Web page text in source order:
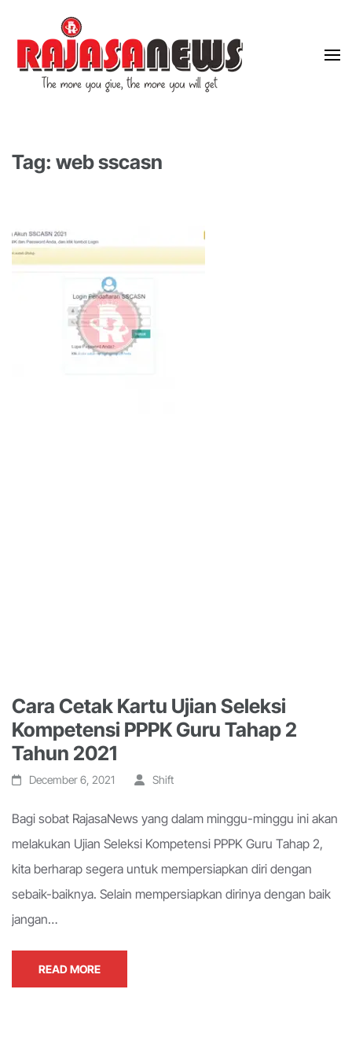
Tag: web sscasn
Cara Cetak Kartu Ujian Seleksi
Kompetensi PPPK Guru Tahap 2
Tahun 2021
December 6, 2021 Shift
Bagi sobat RajasaNews yang dalam minggu-minggu ini akan
melakukan Ujian Seleksi Kompetensi PPPK Guru Tahap 2,
kita berharap segera untuk mempersiapkan diri dengan
sebaik-baiknya. Selain mempersiapkan dirinya dengan baik
jangan…
READ MORE